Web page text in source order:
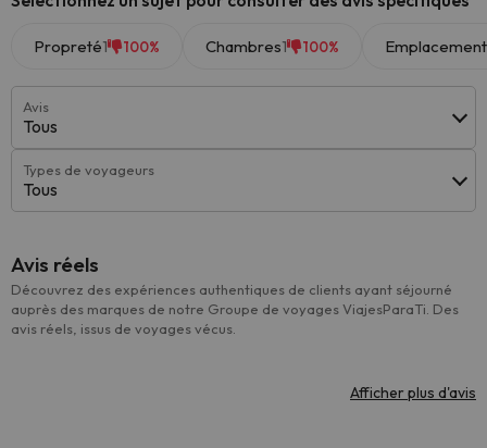
Propreté1 100% Chambres1 100% Emplacement
Avis
Tous
Types de voyageurs
Tous
Avis réels
Découvrez des expériences authentiques de clients ayant séjourné
auprès des marques de notre Groupe de voyages ViajesParaTi. Des
avis réels, issus de voyages vécus.
Afficher plus d'avis